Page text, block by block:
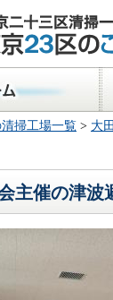
二十三区清掃一部
のごみ処理
掃工場一覧 > 大
主催の津波